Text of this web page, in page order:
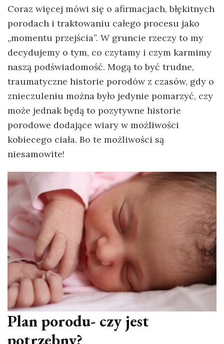
Coraz więcej mówi się o afirmacjach, błękitnych
porodach i traktowaniu całego procesu jako
„momentu przejścia”. W gruncie rzeczy to my
decydujemy o tym, co czytamy i czym karmimy
naszą podświadomość. Mogą to być trudne,
traumatyczne historie porodów z czasów, gdy o
znieczuleniu można było jedynie pomarzyć, czy
może jednak będą to pozytywne historie
porodowe dodające wiary w możliwości
kobiecego ciała. Bo te możliwości są
niesamowite!
Plan porodu- czy jest